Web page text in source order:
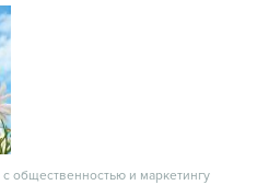
общественностью и маркетингу